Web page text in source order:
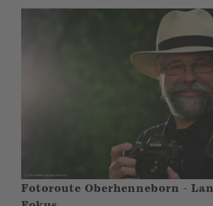
Fotoroute Oberhenneborn -